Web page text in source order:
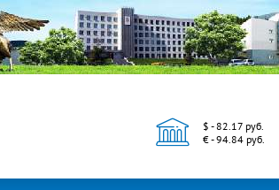
$ - 82.17 руб.
€ - 94.84 руб.